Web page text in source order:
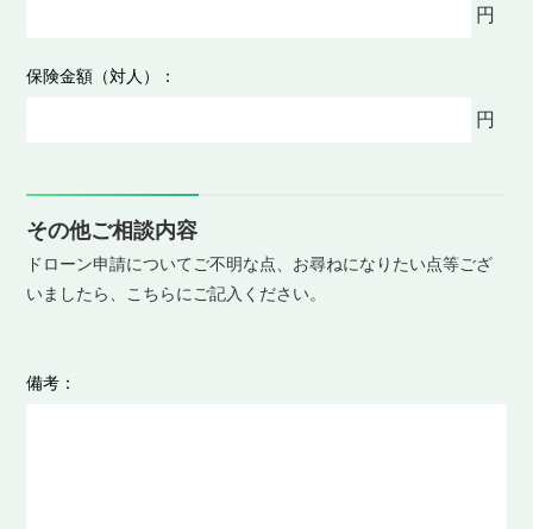
無人航空機操縦技能証明（国家ライセンス）※民間の操縦ライ
有り 無し
無人航空機操縦技能証明（国家ライセンス）の種類：
※ライセンスをお持ちの方は選択をお願いいたします。
総飛行時間（１０時間以上で入力）：
円
保険金額（対人）：
円
その他ご相談内容
ドローン申請についてご不明な点、お尋ねになりたい点等ござ
いましたら、こちらにご記入ください。
備考：